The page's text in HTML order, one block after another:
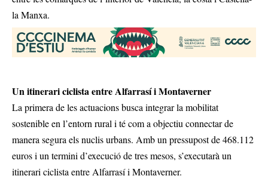
la Manxa.
Un itinerari ciclista entre Alfarrasí i Montaverner
La primera de les actuacions busca integrar la mobilitat
sostenible en l’entorn rural i té com a objectiu connectar de
manera segura els nuclis urbans. Amb un pressupost de 468.112
euros i un termini d’execució de tres mesos, s’executarà un
itinerari ciclista entre Alfarrasí i Montaverner.